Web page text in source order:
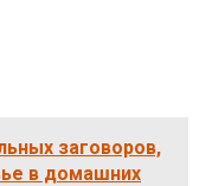
заговоров,
в домашних